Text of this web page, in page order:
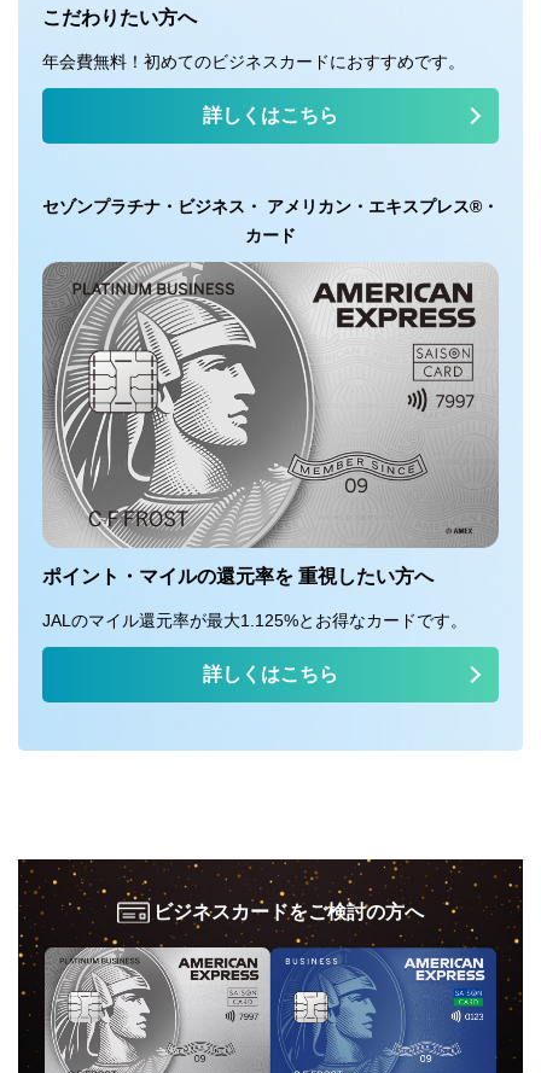
こだわりたい方へ
年会費無料！初めてのビジネスカードにおすすめです。
詳しくはこちら
セゾンプラチナ・ビジネス・ アメリカン・エキスプレス®・
カード
ポイント・マイルの還元率を 重視したい方へ
JALのマイル還元率が最大1.125%とお得なカードです。
詳しくはこちら
ビジネスカードをご検討の方へ